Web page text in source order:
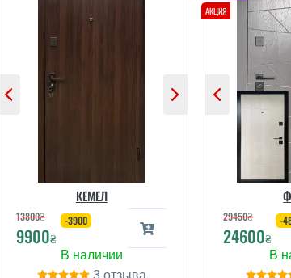
надає компанія такі
дверей, виявлення
слабких місць щодо
теплоізоляції т...
Все
двері
єдине
інший
КЕМЕЛ
13800₴
9900₴
-3900
3
29450₴
24600₴
-